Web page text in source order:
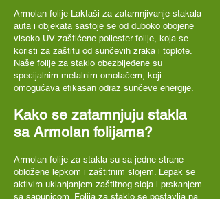
Armolan folije Laktaši za zatamnjivanje stakala
auta i objekata sastoje se od duboko obojene
visoko UV zaštićene poliester folije, koja se
koristi za zaštitu od sunčevih zraka i toplote.
Naše folije za staklo obezbijeđene su
specijalnim metalnim omotačem, koji
omogućava efikasan odraz sunčeve energije.
Kako se zatamnjuju stakla
sa Armolan folijama?
Armolan folije za stakla su sa jedne strane
obložene lepkom i zaštitnim slojem. Lepak se
aktivira uklanjanjem zaštitnog sloja i prskanjem
sa sapunicom. Folija za staklo se postavlja na